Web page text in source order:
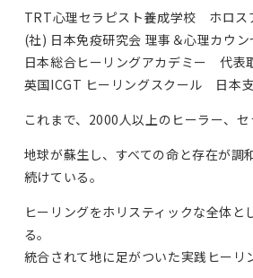
TRT心理セラピスト養成学校 ホロス
(社) 日本免疫研究会 理事＆心理カウ
日本総合ヒーリングアカデミー 代表
英国ICGT ヒーリングスクール 日本
これまで、2000人以上のヒーラー、セ
地球が蘇生し、すべての命と存在が
続けている。
ヒーリングをホリスティックな全体
る。
統合されて地に足がついた実践ヒーリ